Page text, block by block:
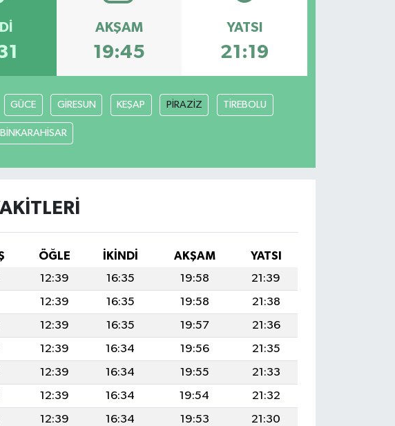
AKŞAM
19:45
YATSI
21:19
GÜCE GİRESUN KEŞAP PİRAZİZ TİREBOLU
ÖĞLE İKINDI AKŞAM
YATSI
12:39 16:35 19:58
21:39
12:39 16:35 19:58
21:38
12:39 16:35 19:57
21:36
12:39 16:34 19:56
21:35
12:39 16:34 19:55
21:33
12:39 16:34 19:54
21:32
12:39 16:34 19:53
21:30